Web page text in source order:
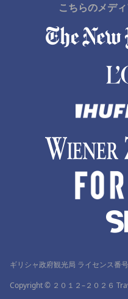
こちらのメデ
ギリシャ政府観光局 ライセンス番
Copyright © ２０１２–２０２６